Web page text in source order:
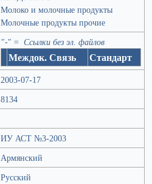
Молоко и молочные продукты
Молочные продукты прочие
"-" = Ссылки без эл. файлов
Междок. Связь Стандарт
2003-07-17
8134
ИУ АСТ №3-2003
Армянский
Русский